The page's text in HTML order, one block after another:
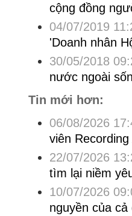
cộng đồng
04/07/2019
'Doanh nhân
30/05/2018
nước ngoài
Tin mới hơn:
06/08/2026
viên
22/07/2026
tìm lại niềm
10/07/2026
nguyền của